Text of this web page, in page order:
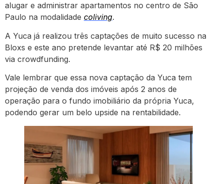
alugar e administrar apartamentos no centro de São
Paulo na modalidade coliving.
A Yuca já realizou três captações de muito sucesso na
Bloxs e este ano pretende levantar até R$ 20 milhões
via crowdfunding.
Vale lembrar que essa nova captação da Yuca tem
projeção de venda dos imóveis após 2 anos de
operação para o fundo imobiliário da própria Yuca,
podendo gerar um belo upside na rentabilidade.